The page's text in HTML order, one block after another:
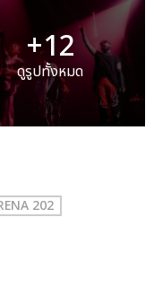
+12
ดูรูปทั้งหมด
202